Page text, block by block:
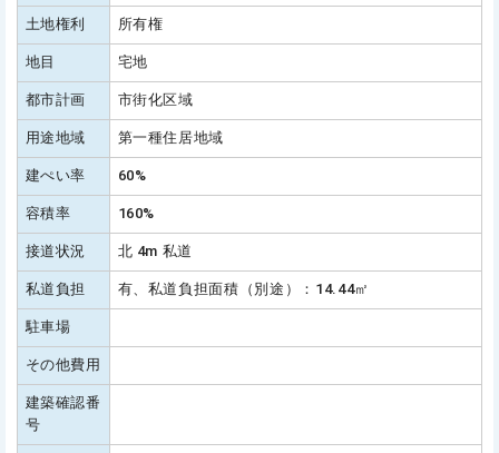
土地権利 所有権
地目 宅地
都市計画 市街化区域
用途地域 第一種住居地域
建ぺい率 60%
容積率 160%
接道状況 北 4m 私道
私道負担 有、私道負担面積（別途）：14.44㎡
駐車場
その他費用
建築確認番
号